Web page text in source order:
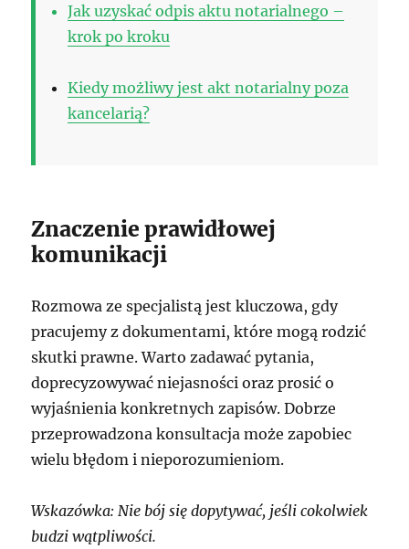
Jak uzyskać odpis aktu notarialnego –
krok po kroku
Kiedy możliwy jest akt notarialny poza
kancelarią?
Znaczenie prawidłowej
komunikacji
Rozmowa ze specjalistą jest kluczowa, gdy
pracujemy z dokumentami, które mogą rodzić
skutki prawne. Warto zadawać pytania,
doprecyzowywać niejasności oraz prosić o
wyjaśnienia konkretnych zapisów. Dobrze
przeprowadzona konsultacja może zapobiec
wielu błędom i nieporozumieniom.
Wskazówka: Nie bój się dopytywać, jeśli cokolwiek
budzi wątpliwości.